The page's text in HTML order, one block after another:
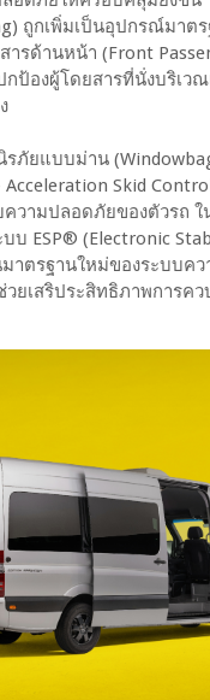
ถูกเพิ่มเป็นอุปกรณ์มาต
ารด้านหน้า (Front
ป้องผู้โดยสารที่นั่งบริเว
รภัยแบบม่าน
Skid
วามปลอดภัยของตัวรถ ใ
บบ ESP® (Electronic
าตรฐานใหม่ของระบบค
ยเสริประสิทธิภาพการค